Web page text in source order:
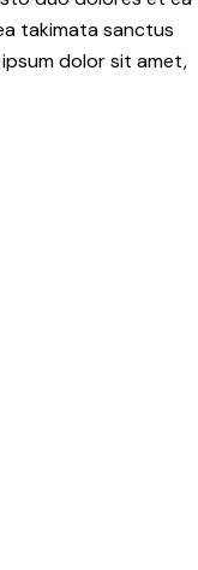
takimata sanctus
dolor sit amet,